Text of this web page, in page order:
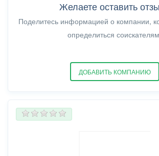
Желаете оставить
Поделитесь информацией о компании,
определиться
ДОБАВИТЬ КОМПАНИЮ